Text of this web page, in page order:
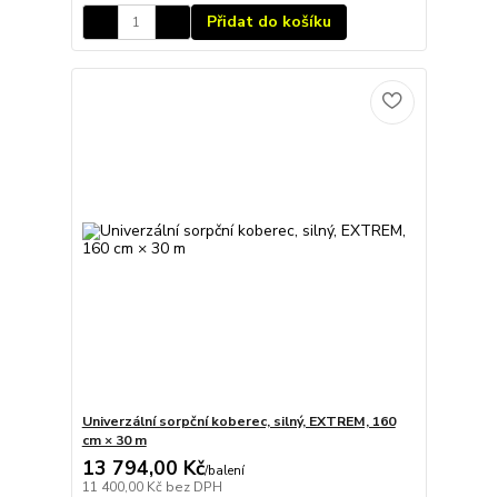
Přidat do košíku
Univerzální sorpční koberec, silný, EXTREM, 160
cm × 30 m
13 794,00 Kč/balení
11 400,00 Kč bez DPH